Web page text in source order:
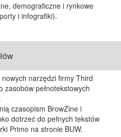
demograficzne i rynkowe
i infografiki).
narzędzi firmy Third
zasobów pełnotekstowych
czasopism BrowZine i
dotrzeć do pełnych tekstów
Primo na stronie BUW.